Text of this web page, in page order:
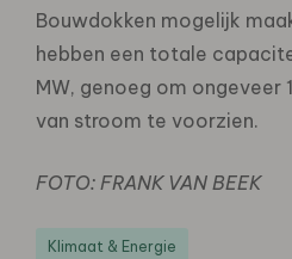
Bouwdokken mogelijk
hebben een totale
MW, genoeg om ongeveer
van stroom te voorzien.
FOTO: FRANK VAN BEEK
Klimaat & Energie